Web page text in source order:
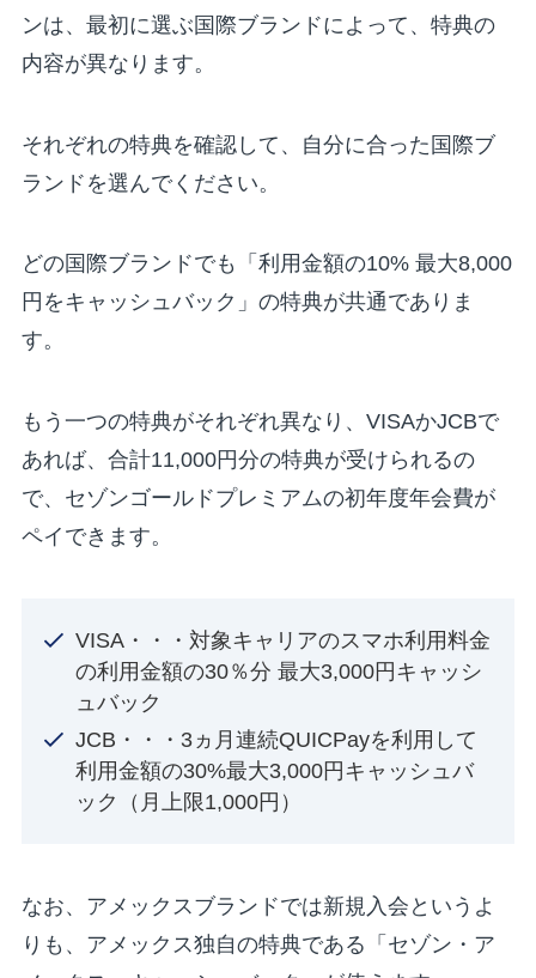
ンは、最初に選ぶ国際ブランドによって、特典の
内容が異なります。
それぞれの特典を確認して、自分に合った国際ブ
ランドを選んでください。
どの国際ブランドでも「利用金額の10% 最大8,000
円をキャッシュバック」の特典が共通でありま
す。
もう一つの特典がそれぞれ異なり、VISAかJCBで
あれば、合計11,000円分の特典が受けられるの
で、セゾンゴールドプレミアムの初年度年会費が
ペイできます。
VISA・・・対象キャリアのスマホ利用料金
の利用金額の30％分 最大3,000円キャッシ
ュバック
JCB・・・3ヵ月連続QUICPayを利用して
利用金額の30%最大3,000円キャッシュバ
ック（月上限1,000円）
なお、アメックスブランドでは新規入会というよ
りも、アメックス独自の特典である「セゾン・ア